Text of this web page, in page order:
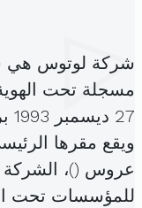
شركة لوتوس هي
مسجلة تحت
27 ديسمبر 1993 برأس مال قدره
عروس ()،
للمؤسسات تحت